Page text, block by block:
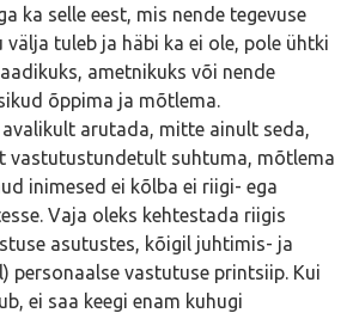
ka selle eest, mis nende tegevuse
tuleb ja häbi ka ei ole, pole ühtki
ametnikuks või nende
õppima ja mõtlema.
arutada, mitte ainult seda,
vastutustundetult suhtuma, mõtlema
inimesed ei kõlba ei riigi- ega
Vaja oleks kehtestada riigis
asutustes, kõigil juhtimis- ja
personaalse vastutuse printsiip. Kui
ei saa keegi enam kuhugi